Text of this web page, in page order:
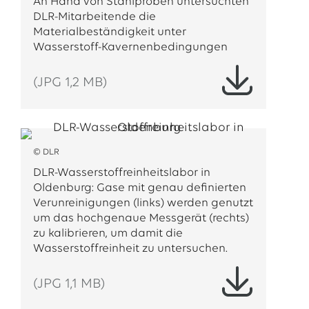
DLR-Mitarbeitende die
Materialbeständigkeit unter
Wasserstoff-Kavernenbedingungen
(JPG 1,2 MB)
© DLR
DLR-Wasserstoffreinheitslabor in
Oldenburg: Gase mit genau definierten
Verunreinigungen (links) werden genutzt
um das hochgenaue Messgerät (rechts)
zu kalibrieren, um damit die
Wasserstoffreinheit zu untersuchen.
(JPG 1,1 MB)